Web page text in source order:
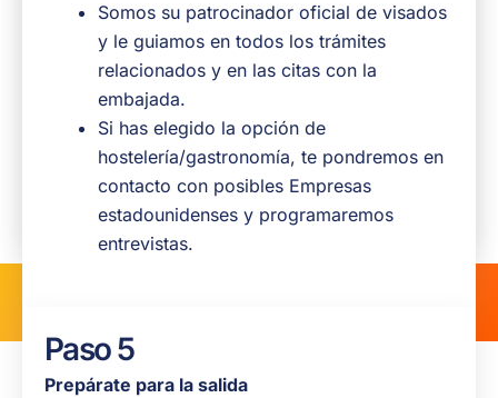
para confirmar los detalles, responder a
sus preguntas y explicarle los pasos a
seguir.
Esta es tu oportunidad de preguntar
cualquier cosa sobre la visa, los plazos o
la vida en los EE. UU.
Somos su patrocinador oficial de visados
y le guiamos en todos los trámites
relacionados y en las citas con la
embajada.
Si has elegido la opción de
hostelería/gastronomía, te pondremos en
contacto con posibles Empresas
estadounidenses y programaremos
entrevistas.
Paso 5
Prepárate para la salida